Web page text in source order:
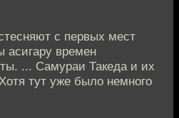
с первых мест
асигару времен
... Самураи Такеда и их
тут уже было немного